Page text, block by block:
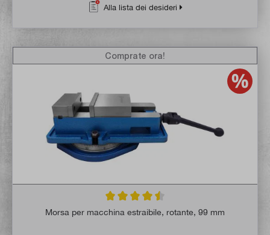
Alla lista dei desideri
Valutazione media di 4.5 su 5 stelle
Morsa per macchina estraibile, rotante, 99 mm
Comprate ora!